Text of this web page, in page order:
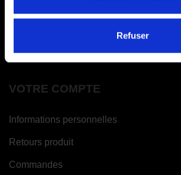
Refuser
Garantie meilleur prix
VOTRE COMPTE
Informations personnelles
Retours produit
Commandes